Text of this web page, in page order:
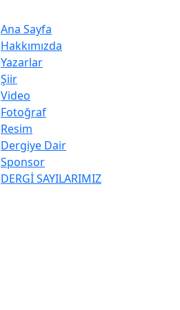
Ana Sayfa
Hakkımızda
Yazarlar
Şiir
Video
Fotoğraf
Resim
Dergiye Dair
Sponsor
DERGİ SAYILARIMIZ